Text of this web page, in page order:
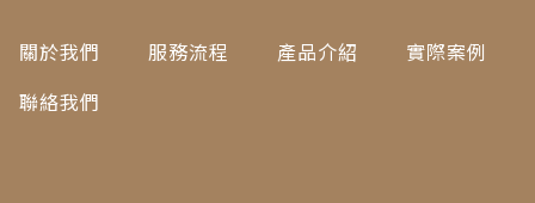
關於我們 服務流程 產品介紹
實際案例
聯絡我們